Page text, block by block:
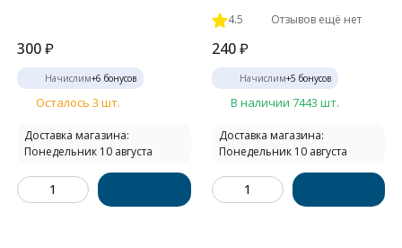
300₽
Начислим+6 бонусов
Осталось 3 шт.
Доставка магазина:
Понедельник 10 августа
4.5 Отзывов ещё нет
240 ₽
Начислим+5 бонусов
В наличии 7443 шт.
Доставка магазина:
Понедельник 10 августа